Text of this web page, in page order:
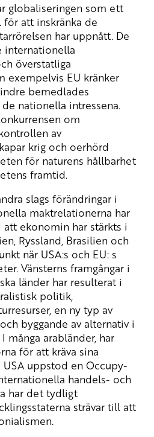
globaliseringen som ett
att inskränka de
har uppnått. De
internationella
överstatliga
exempelvis EU kränker
bemedlades
nationella intressena.
om
av
krig och oerhörd
för naturens hållbarhet
framtid.
slags förändringar i
maktrelationerna har
ekonomin har stärkts i
Ryssland, Brasilien och
när USA:s och EU: s
Vänsterns framgångar i
länder har resulterat i
politik,
en ny typ av
byggande av alternativ i
många arabländer, har
för att kräva sina
uppstod en Occupy-
handels- och
har det tydligt
strävar till att